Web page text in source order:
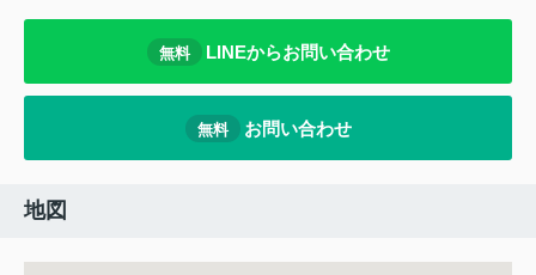
無料 LINEからお問い合わせ
無料 お問い合わせ
地図